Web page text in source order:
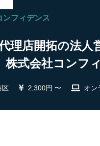
ンフィデンス
代理店開拓の法
式会社コンフ
区 2,300円 〜 オン